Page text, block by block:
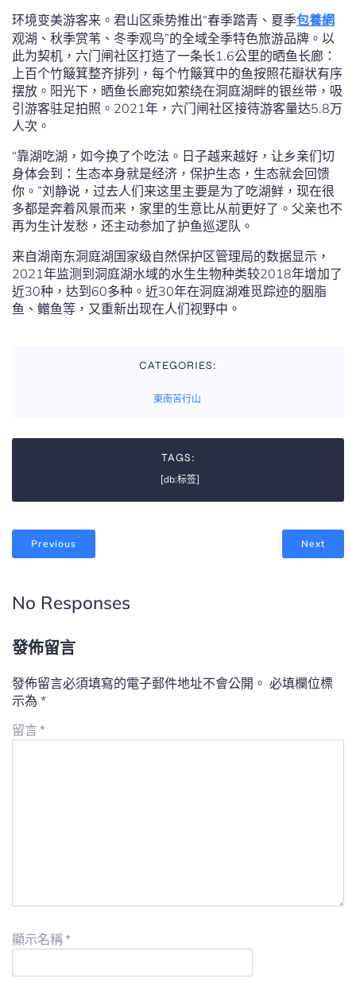
环境变美游客来。君山区乘势推出“春季踏青、夏季包養網
观湖、秋季赏苇、冬季观鸟”的全域全季特色旅游品牌。以
此为契机，六门闸社区打造了一条长1.6公里的晒鱼长廊：
上百个竹簸箕整齐排列，每个竹簸箕中的鱼按照花瓣状有序
摆放。阳光下，晒鱼长廊宛如萦绕在洞庭湖畔的银丝带，吸
引游客驻足拍照。2021年，六门闸社区接待游客量达5.8万
人次。
“靠湖吃湖，如今换了个吃法。日子越来越好，让乡亲们切
身体会到：生态本身就是经济，保护生态，生态就会回馈
你。”刘静说，过去人们来这里主要是为了吃湖鲜，现在很
多都是奔着风景而来，家里的生意比从前更好了。父亲也不
再为生计发愁，还主动参加了护鱼巡逻队。
来自湖南东洞庭湖国家级自然保护区管理局的数据显示，
2021年监测到洞庭湖水域的水生生物种类较2018年增加了
近30种，达到60多种。近30年在洞庭湖难觅踪迹的胭脂
鱼、鳤鱼等，又重新出现在人们视野中。
CATEGORIES:
東南苦行山
TAGS:
[db:标签]
Previous Next
No Responses
發佈留言
發佈留言必須填寫的電子郵件地址不會公開。 必填欄位標
示為 *
留言 *
顯示名稱 *